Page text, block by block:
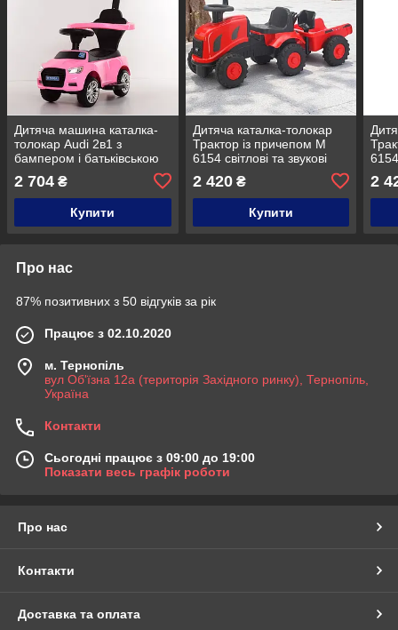
Дитяча машина каталка-
толокар Audi 2в1 з
бампером і батьківською
ручкою, Bambi M 3503A-8
рожевий
2 704 ₴
Купити
Дитяча каталка-толокар
Трактор із причепом M
6154 світлові та звукові
2 420₴
Купити
6154
2
Про нас
87% позитивних з 50 відгуків за рік
Працює з 02.10.2020
м. Тернопіль
вул Об'їзна 12а (територія Західного ринку), Тернопіль,
Україна
Контакти
Сьогодні працює з 09:00 до 19:00
Показати весь графік роботи
Про нас
Контакти
Доставка та оплата